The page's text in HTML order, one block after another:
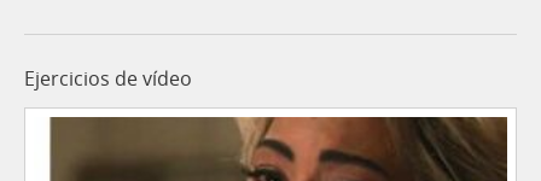
Ejercicios de vídeo